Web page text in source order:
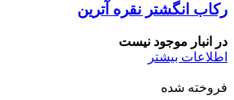
رکاب انگشتر نقره آترین
در انبار موجود نیست
اطلاعات بیشتر
فروخته شده